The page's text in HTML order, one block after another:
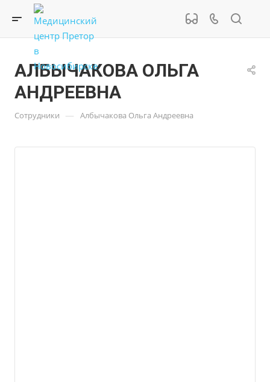
АЛБЫЧАКОВА ОЛЬГА
АНДРЕЕВНА
Сотрудники — Албычакова Ольга Андреевна